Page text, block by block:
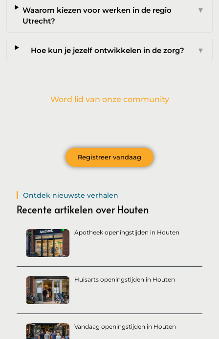
Waarom kiezen voor werken in de regio
Utrecht?
▼
Hoe kun je jezelf ontwikkelen in de zorg? ▼
Word lid van onze community
Registreer vandaag
Ontdek nieuwste verhalen
Recente artikelen over Houten
Apotheek openingstijden in Houten
Huisarts openingstijden in Houten
Vandaag openingstijden in Houten